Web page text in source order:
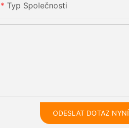
Typ Společnosti
ODESLAT DOTAZ NYNÍ